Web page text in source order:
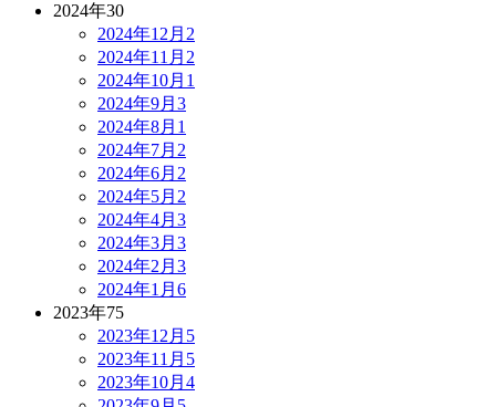
2024年30
2024年12月 2
2024年11月 2
2024年10月 1
2024年9月 3
2024年8月 1
2024年7月 2
2024年6月 2
2024年5月 2
2024年4月 3
2024年3月 3
2024年2月 3
2024年1月 6
2023年75
2023年12月 5
2023年11月 5
2023年10月 4